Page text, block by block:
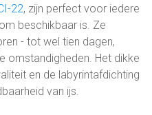
22, zijn perfect voor iedere
beschikbaar is. Ze
- tot wel tien dagen,
omstandigheden. Het dikke
en de labyrintafdichting
van ijs.